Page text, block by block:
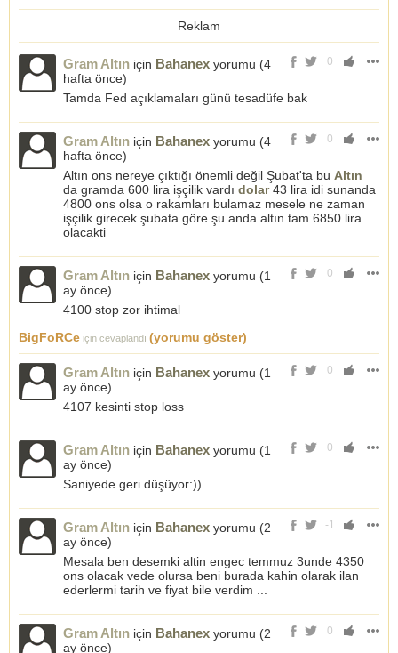
Reklam
0
Gram Altın için Bahanex yorumu (4
hafta önce)
Tamda Fed açıklamaları günü tesadüfe bak
0
Gram Altın için Bahanex yorumu (4
hafta önce)
Altın ons nereye çıktığı önemli değil Şubat'ta bu Altın
da gramda 600 lira işçilik vardı dolar43 lira idi sunanda
4800 ons olsa o rakamları bulamaz mesele ne zaman
işçilik girecek şubata göre şu anda altın tam 6850 lira
olacakti
0
Gram Altın için Bahanex yorumu (1
ay önce)
4100 stop zor ihtimal
BigFoRCe için cevaplandı (yorumu göster)
0
Gram Altın için Bahanex yorumu (1
ay önce)
4107 kesinti stop loss
0
Gram Altın için Bahanex yorumu (1
ay önce)
Saniyede geri düşüyor:))
-1
Gram Altın için Bahanex yorumu (2
ay önce)
Mesala ben desemki altin engec temmuz 3unde 4350
ons olacak vede olursa beni burada kahin olarak ilan
ederlermi tarih ve fiyat bile verdim ...
0
Gram Altın için Bahanex yorumu (2
ay önce)